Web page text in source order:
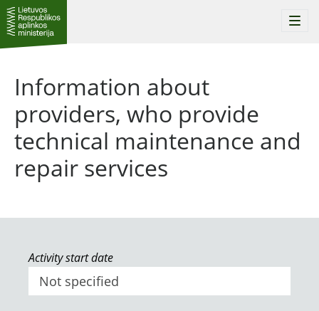
Information about
providers, who provide
technical maintenance and
repair services
Activity start date